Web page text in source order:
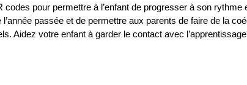
pour permettre à l’enfant de progresser à son rythme
passée et de permettre aux parents de faire de la
votre enfant à garder le contact avec l’apprentissage